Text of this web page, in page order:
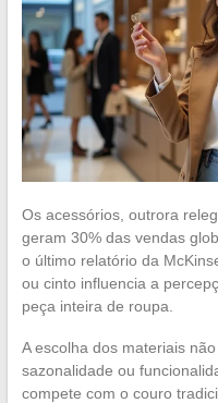
Os acessórios, outrora
geram 30% das vendas
o último relatório da
ou cinto influencia a
peça inteira de roupa.
A escolha dos materiais
sazonalidade ou
compete com o couro